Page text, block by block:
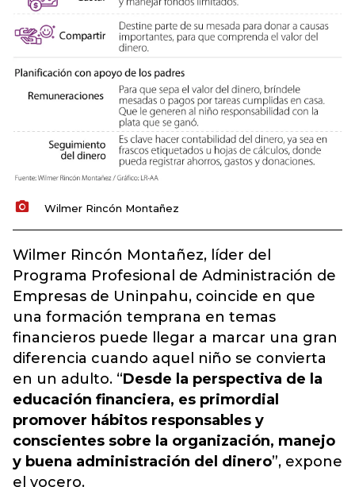
Wilmer Rincón Montañez
Wilmer Rincón Montañez, líder del
Programa Profesional de Administración de
Empresas de Uninpahu, coincide en que
una formación temprana en temas
financieros puede llegar a marcar una gran
diferencia cuando aquel niño se convierta
en un adulto. “Desde la perspectiva de la
educación financiera, es primordial
promover hábitos responsables y
conscientes sobre la organización, manejo
y buena administración del dinero”, expone
el vocero.